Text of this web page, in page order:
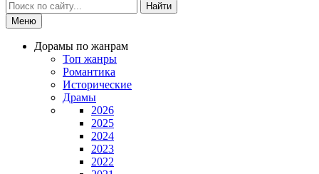
Найти
Меню
Дорамы по жанрам
Топ жанры
Романтика
Исторические
Драмы
2026
2025
2024
2023
2022